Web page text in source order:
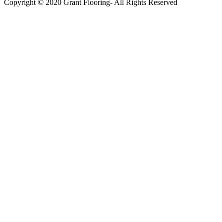
Copyright © 2020 Grant Flooring- All Rights Reserved